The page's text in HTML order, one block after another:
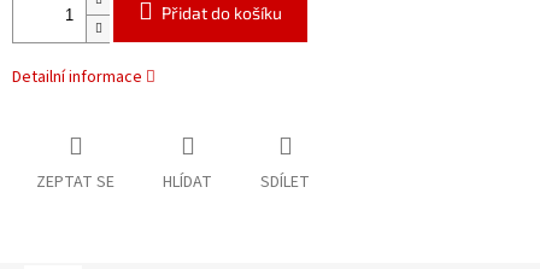
Přidat do košíku
Detailní informace
ZEPTAT SE HLÍDAT SDÍLET